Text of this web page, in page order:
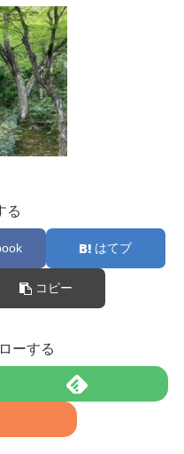
る
はてブ
コピー
ーする